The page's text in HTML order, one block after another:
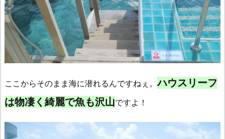
ここからそのまま海に潜れるんですねぇ。ハウスリーフ
は物凄く綺麗で魚も沢山ですよ！